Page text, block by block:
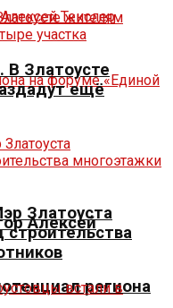
Алексей
региона
Златоусте
ещё
Златоуста
строительства